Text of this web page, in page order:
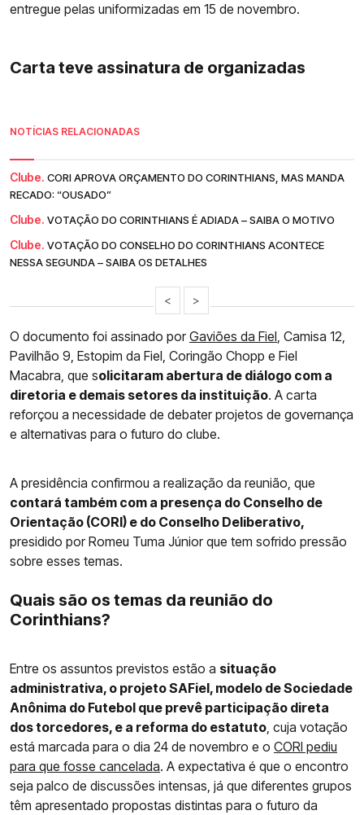
entregue pelas uniformizadas em 15 de novembro.
Carta teve assinatura de organizadas
NOTÍCIAS RELACIONADAS
Clube. CORI APROVA ORÇAMENTO DO CORINTHIANS, MAS MANDA
RECADO: “OUSADO”
Clube. VOTAÇÃO DO CORINTHIANS É ADIADA – SAIBA O MOTIVO
Clube. VOTAÇÃO DO CONSELHO DO CORINTHIANS ACONTECE
NESSA SEGUNDA – SAIBA OS DETALHES
< >
O documento foi assinado porGaviões da Fiel, Camisa 12,
Pavilhão 9, Estopim da Fiel, Coringão Chopp e Fiel
Macabra, que solicitaram abertura de diálogo com a
diretoria e demais setores da instituição. A carta
reforçou a necessidade de debater projetos de governança
e alternativas para o futuro do clube.
A presidência confirmou a realização da reunião, que
contará também com a presença do Conselho de
Orientação (CORI) e do Conselho Deliberativo,
presidido por Romeu Tuma Júnior que tem sofrido pressão
sobre esses temas.
Quais são os temas da reunião do
Corinthians?
Entre os assuntos previstos estão a situação
administrativa, o projeto SAFiel, modelo de Sociedade
Anônima do Futebol que prevê participação direta
dos torcedores, e a reforma do estatuto, cuja votação
está marcada para o dia 24 de novembro e o CORI pediu
para que fosse cancelada. A expectativa é que o encontro
seja palco de discussões intensas, já que diferentes grupos
têm apresentado propostas distintas para o futuro da